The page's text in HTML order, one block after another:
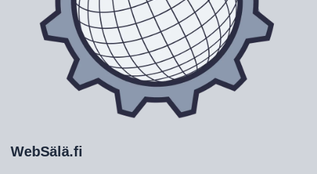
WebSälä.fi